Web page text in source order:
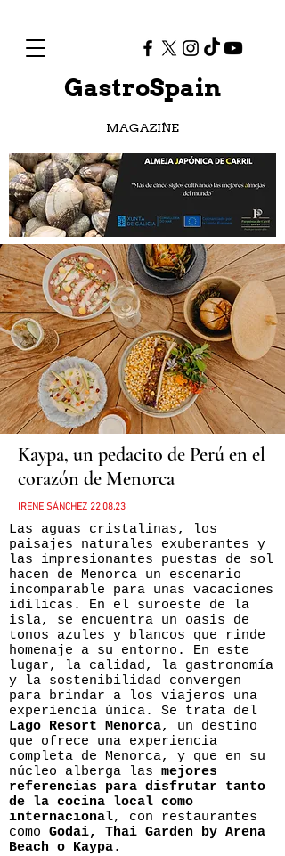
GastroSpain
MAGAZINE
Kaypa, un pedacito de Perú en el
corazón de Menorca
IRENE SÁNCHEZ 22.08.23
Las aguas cristalinas, los
paisajes naturales exuberantes y
las impresionantes puestas de sol
hacen de Menorca un escenario
incomparable para unas vacaciones
idílicas. En el suroeste de la
isla, se encuentra un oasis de
tonos azules y blancos que rinde
homenaje a su entorno. En este
lugar, la calidad, la gastronomía
y la sostenibilidad convergen
para brindar a los viajeros una
experiencia única. Se trata del
Lago Resort Menorca, un destino
que ofrece una experiencia
completa de Menorca, y que en su
núcleo alberga las mejores
referencias para disfrutar tanto
de la cocina local como
internacional, con restaurantes
como Godai, Thai Garden by Arena
Beach o Kaypa.